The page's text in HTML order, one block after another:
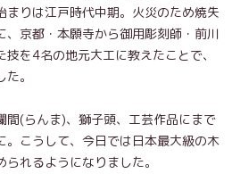
まりは江戸時代中期。火災のため焼失
、京都・本願寺から御用彫刻師・前川
を4名の地元大工に教えたことで、
。
間(らんま)、獅子頭、工芸作品にまで
。こうして、今日では日本最大級の木
れるようになりました。